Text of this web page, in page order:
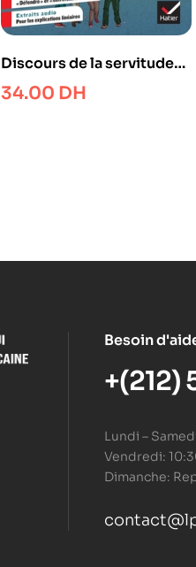
Discours de la servitude
volontaire (oeuvre au
programme du Bac de
34.00 DH
Besoin
+(212)
Lundi –
Vendredi:
Dimanche: